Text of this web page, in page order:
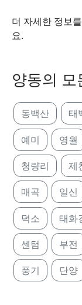
더 자세한 정보
요.
양동의 모
동백산 태
예미 영월
청량리 제
매곡 일신
덕소 태화
센텀 부전
풍기 단양